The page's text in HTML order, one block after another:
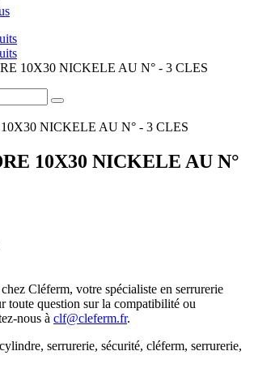
10X30 NICKELE AU N° - 3 CLES
10X30 NICKELE AU N°
Cléferm, votre spécialiste en serrurerie
toute question sur la compatibilité ou
nous à clf@cleferm.fr.
serrurerie, sécurité, cléferm, serrurerie,